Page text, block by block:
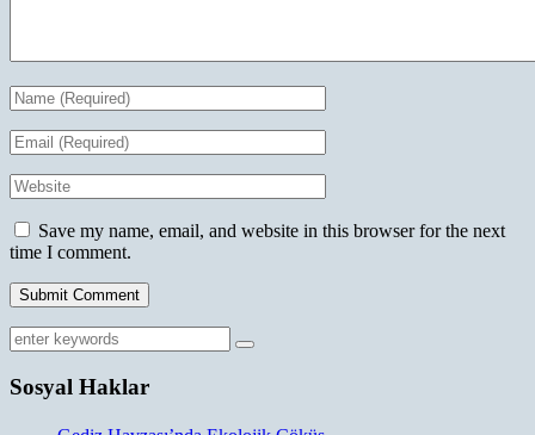
Save my name, email, and website in this browser for the next
time I comment.
Sosyal Haklar